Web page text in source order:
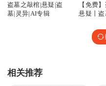
盗墓之敲棺|悬疑|盗
墓|灵异|AI专辑
【免费
悬疑丨盗
相关推荐